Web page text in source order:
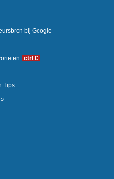
bij Google
ctrl D
Tips